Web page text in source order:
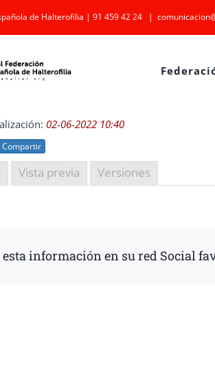
de Halterofilia | 91 459 42 24 |
02-06-2022 10:40
Compartir
Vista previa Versiones
información en su red Social